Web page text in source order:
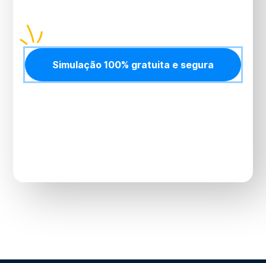
Simulação 100% gratuita e segura